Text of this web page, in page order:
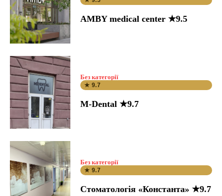
AMBY medical center ★9.5
Без категорії
★ 9.7
M-Dental ★9.7
Без категорії
★ 9.7
Стоматологія «Константа» ★9.7